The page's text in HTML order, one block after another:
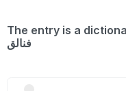
The entry is a
فنالق